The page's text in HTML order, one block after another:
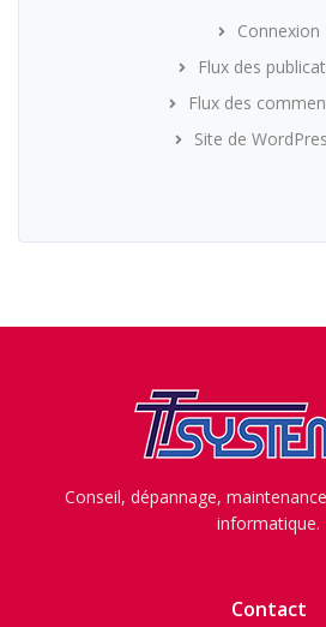
Connexion
Flux des
Flux des
Site de
Conseil, dépannage,
informatique.
Contact